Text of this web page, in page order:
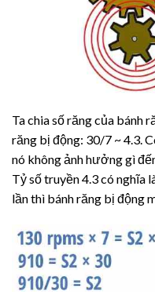
Ta chia số răng của bánh
răng bị động: 30/7 ~ 4.3.
nó không ảnh hưởng gì
Tỷ số truyền 4.3 có nghĩa
lần thì bánh răng bị động